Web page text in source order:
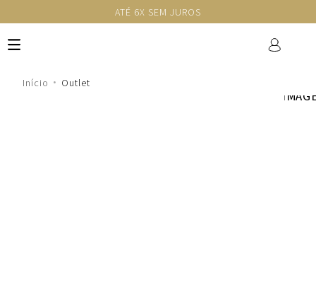
ATÉ 6X SEM JUROS
Outlet